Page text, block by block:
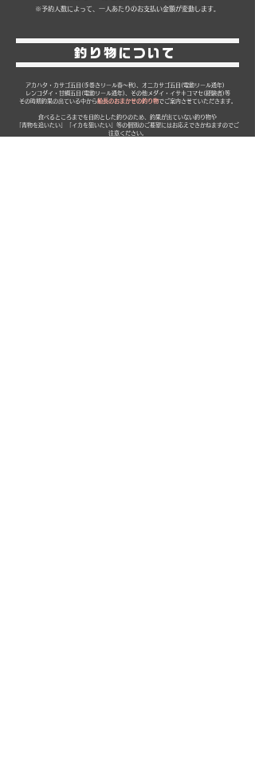
※​予約人数によって、一人あたりのお支払い金額が変動します。
釣り物について
​アカハタ・カサゴ五目(手巻きリール春～秋)、オニカサゴ五目(電動リール通年)
レンコダイ・甘鯛五目(電動リール通年)、その他メダイ・イサキコマセ(経験者)等
その時期釣果の出ている中から船長のおまかせの釣り物でご案内させていただきます。
食べるところまでを目的とした釣りのため、釣果が出ていない釣り物や
「青物を追いたい」「イカを狙いたい」等の個別のご要望にはお応えできかねますのでご
注意ください。